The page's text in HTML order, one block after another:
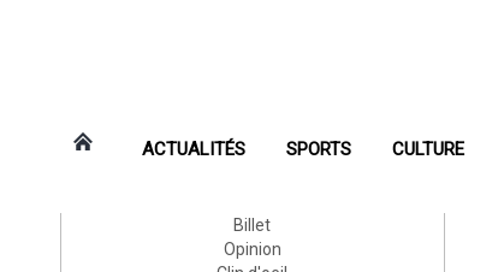
ACTUALITÉS SPORTS CULTURE
Billet
Opinion